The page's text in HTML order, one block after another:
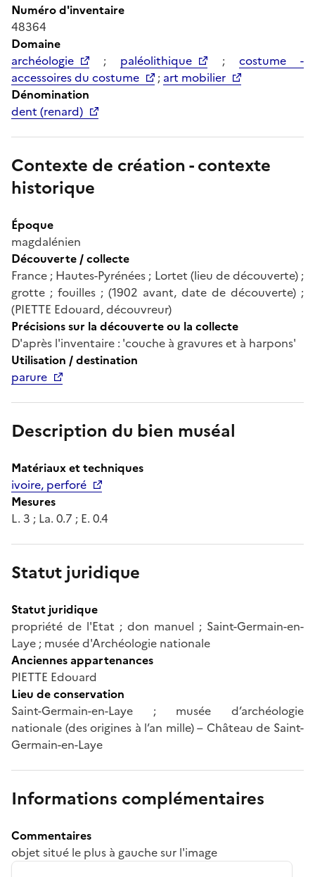
Numéro d'inventaire
48364
Domaine
archéologie
; paléolithique ; costume -
accessoires du costume
; art mobilier
Dénomination
dent (renard)
Contexte de création - contexte
historique
Époque
magdalénien
Découverte / collecte
France ; Hautes-Pyrénées ; Lortet (lieu de découverte) ;
grotte ; fouilles ; (1902 avant, date de découverte) ;
(PIETTE Edouard, découvreur)
Précisions sur la découverte ou la collecte
D'après l'inventaire : 'couche à gravures et à harpons'
Utilisation / destination
parure
Description du bien muséal
Matériaux et techniques
ivoire, perforé
Mesures
L. 3 ; La. 0.7 ; E. 0.4
Statut juridique
Statut juridique
propriété de l'Etat ; don manuel ; Saint-Germain-en-
Laye ; musée d'Archéologie nationale
Anciennes appartenances
PIETTE Edouard
Lieu de conservation
Saint-Germain-en-Laye ; musée d’archéologie
nationale (des origines à l’an mille) – Château de Saint-
Germain-en-Laye
Informations complémentaires
Commentaires
objet situé le plus à gauche sur l'image